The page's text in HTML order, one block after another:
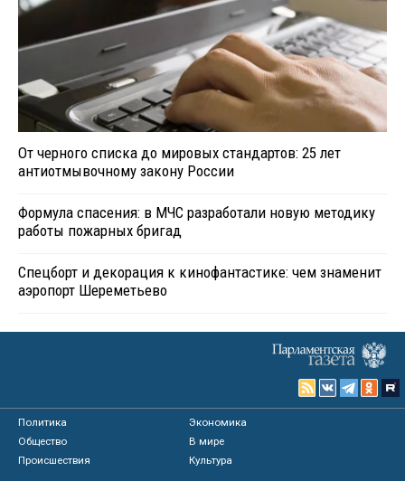
От черного списка до мировых стандартов: 25 лет
антиотмывочному закону России
Формула спасения: в МЧС разработали новую методику
работы пожарных бригад
Спецборт и декорация к кинофантастике: чем знаменит
аэропорт Шереметьево
Политика
Экономика
Общество
В мире
Происшествия
Культура